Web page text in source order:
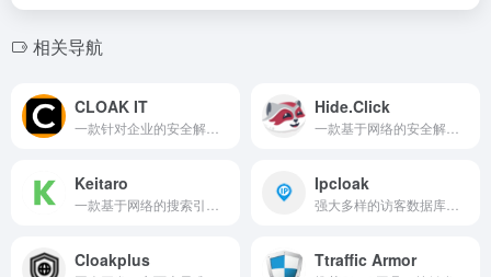
相关导航
CLOAK IT Hide.Click
Keitaro Ipcloak
Cloakplus Ttraffic Armor